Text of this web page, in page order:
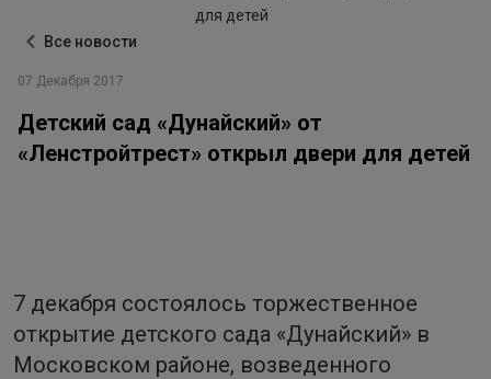
для детей
Все новости
07 Декабря 2017
Детский сад «Дунайский» от
«Ленстройтрест» открыл двери для детей
7 декабря состоялось торжественное
открытие детского сада «Дунайский» в
Московском районе, возведенного